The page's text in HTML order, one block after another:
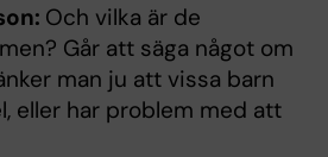
Och vilka är de
Går att säga något om
man ju att vissa barn
eller har problem med att